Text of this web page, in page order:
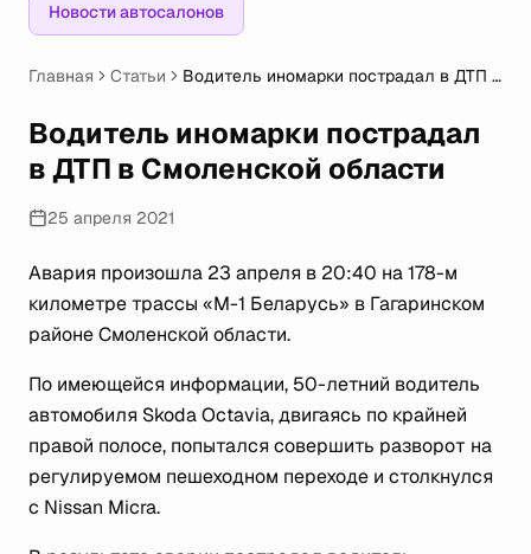
Новости автосалонов
Главная Статьи
Водитель иномарки пострадал в ДТП в
Водитель иномарки пострадал
в ДТП в Смоленской области
25 апреля 2021
Авария произошла 23 апреля в 20:40 на 178-м
километре трассы «М-1 Беларусь» в Гагаринском
районе Смоленской области.
По имеющейся информации, 50-летний водитель
автомобиля Skoda Octavia, двигаясь по крайней
правой полосе, попытался совершить разворот на
регулируемом пешеходном переходе и столкнулся
с Nissan Micra.